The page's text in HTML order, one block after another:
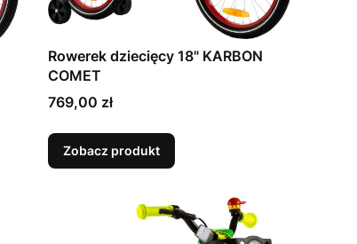
Rowerek dziecięcy 18" KARBON
COMET
Cena
769,00 zł
Zobacz produkt